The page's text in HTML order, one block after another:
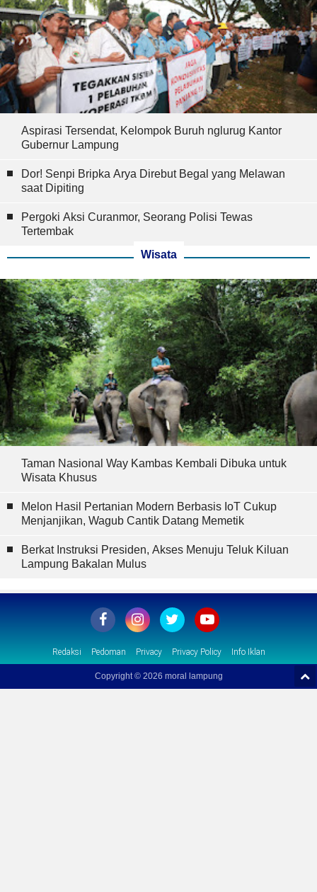
Aspirasi Tersendat, Kelompok Buruh nglurug Kantor
Gubernur Lampung
Dor! Senpi Bripka Arya Direbut Begal yang Melawan
saat Dipiting
Pergoki Aksi Curanmor, Seorang Polisi Tewas
Tertembak
Wisata
Taman Nasional Way Kambas Kembali Dibuka untuk
Wisata Khusus
Melon Hasil Pertanian Modern Berbasis IoT Cukup
Menjanjikan, Wagub Cantik Datang Memetik
Berkat Instruksi Presiden, Akses Menuju Teluk Kiluan
Lampung Bakalan Mulus
Redaksi Pedoman Privacy Privacy Policy Info Iklan
Copyright © 2026 moral lampung